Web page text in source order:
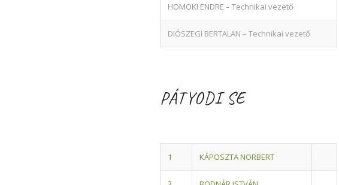
HOMOKI ENDRE – Technikai vezető
DIÓSZEGI BERTALAN – Technikai vezető
PÁTYODI SE
1 KÁPOSZTA NORBERT